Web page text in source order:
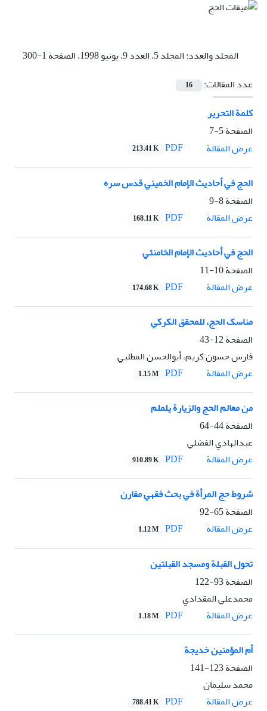
المجلد والعدد:المجلد 5، العدد 9، يونيو 1998، الصفحة 1-300
عدد المقالات:
16
کلمة التحرير
الصفحة5-7
عرض المقالة
213.41 K
الحج في أحاديث الإمام الخميني قدس سره
الصفحة8-9
عرض المقالة
168.11 K
الحج في أحاديث الإمام الخامنئي
الصفحة10-11
عرض المقالة
174.68 K
مناسک الحج، للمحقق الکرکي
الصفحة12-43
فارس حسون کريم، أبوالحسن المطلبي
عرض المقالة
1.15 M
من معالم الحج والزيارة يلملم
الصفحة44-64
عبدالهادي الفضلي
عرض المقالة
910.89 K
شروط حج المرأة في بحث فقهي مقارن
الصفحة65-92
عرض المقالة
1.12 M
تحول القبلة ومسجد القبلتين
الصفحة93-122
محمدعلي المقدادي
عرض المقالة
1.18 M
أم المؤمنين خديجة
الصفحة123-141
محمد سليمان
عرض المقالة
788.41 K